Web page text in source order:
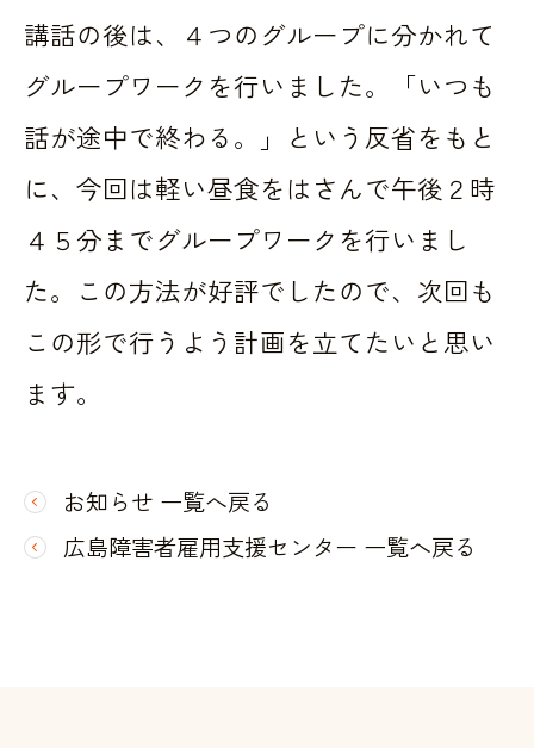
講話の後は、４つのグループに分かれて
グループワークを行いました。「いつも
話が途中で終わる。」という反省をもと
に、今回は軽い昼食をはさんで午後２時
４５分までグループワークを行いまし
た。この方法が好評でしたので、次回も
この形で行うよう計画を立てたいと思い
ます。
お知らせ 一覧へ戻る
広島障害者雇用支援センター 一覧へ戻る